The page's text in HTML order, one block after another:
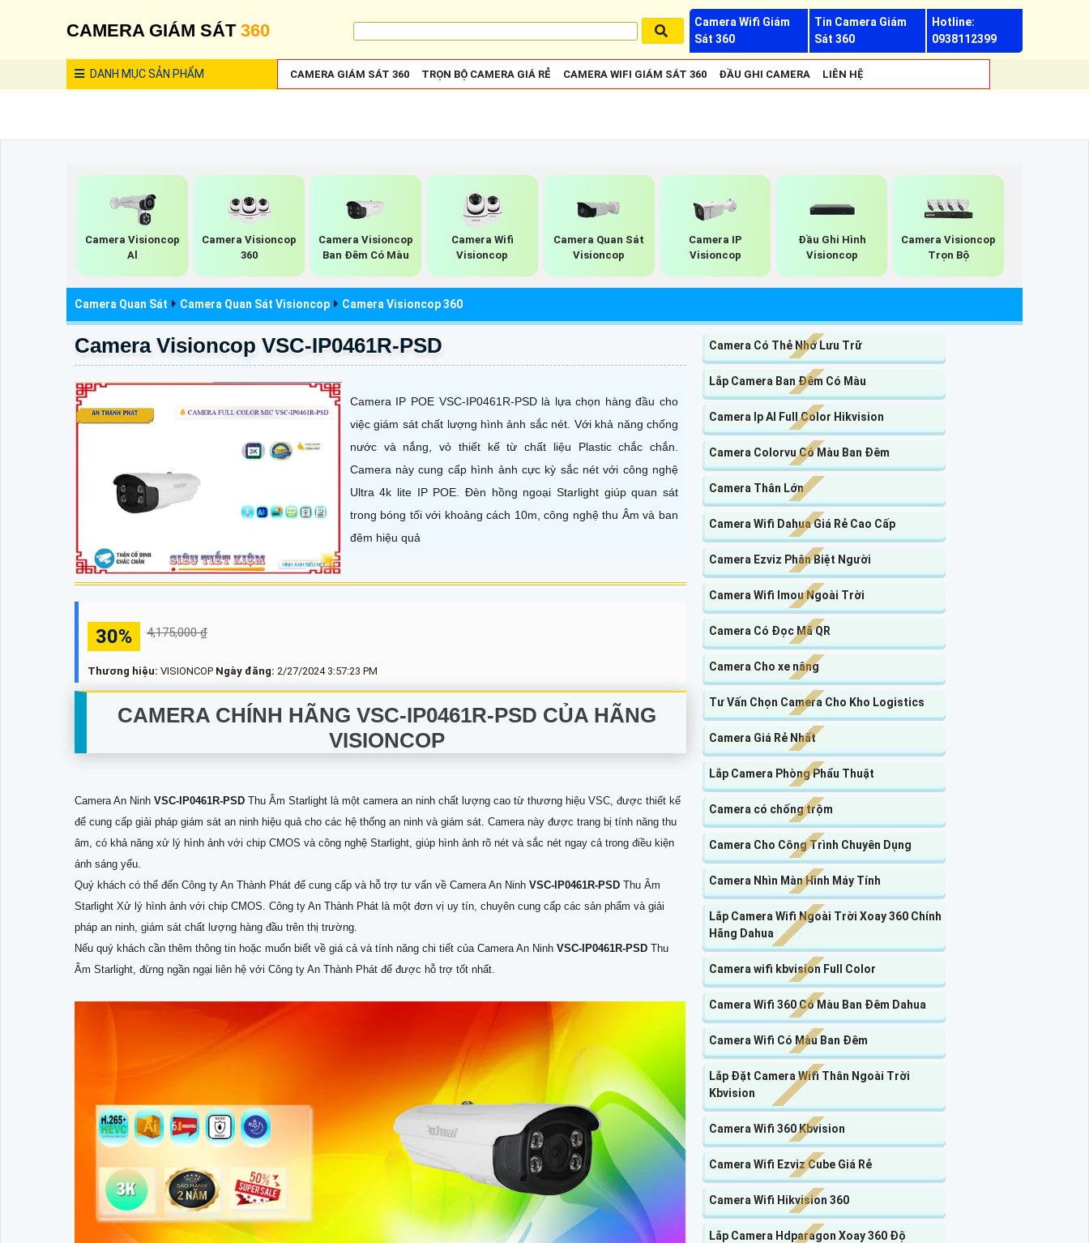
CAMERA GIÁM SÁT 360
Camera Wifi Giám
Sát 360
Tin Camera Giám
Sát 360
Hotline:
0938112399
DANH MỤCSẢN PHẨM CAMERA GIÁM SÁT 360 TRỌN BỘ CAMERA GIÁ RẺ CAMERA WIFI GIÁM SÁT 360 ĐẦU GHI CAMERA LIÊN HỆ
Camera Visioncop
Al
Camera Visioncop
360
Camera Visioncop
Ban Đêm Có Màu
Camera Wifi
Visioncop
Camera Quan Sát
Visioncop
Camera IP
Visioncop
Đầu Ghi Hình
Visioncop
Camera Visioncop
Trọn Bộ
Camera Quan Sát Camera Quan Sát Visioncop Camera Visioncop 360
Camera Visioncop VSC-IP0461R-PSD
Camera IP POE VSC-IP0461R-PSD là lựa chọn hàng đầu cho
việc giám sát chất lượng hình ảnh sắc nét. Với khả năng chống
nước và nắng, vỏ thiết kế từ chất liệu Plastic chắc chắn.
Camera này cung cấp hình ảnh cực kỳ sắc nét với công nghệ
Ultra 4k lite IP POE. Đèn hồng ngoại Starlight giúp quan sát
trong bóng tối với khoảng cách 10m, công nghệ thu Âm và ban
đêm hiệu quả
30% 4,175,000 ₫
Thương hiệu: VISIONCOP Ngày đăng: 2/27/2024 3:57:23 PM
CAMERA CHÍNH HÃNG VSC-IP0461R-PSD CỦA HÃNG
VISIONCOP
Camera An Ninh VSC-IP0461R-PSD Thu Âm Starlight là một camera an ninh chất lượng cao từ thương hiệu VSC, được thiết kế
để cung cấp giải pháp giám sát an ninh hiệu quả cho các hệ thống an ninh và giám sát. Camera này được trang bị tính năng thu
âm, có khả năng xử lý hình ảnh với chip CMOS và công nghệ Starlight, giúp hình ảnh rõ nét và sắc nét ngay cả trong điều kiện
ánh sáng yếu.
Quý khách có thể đến Công ty An Thành Phát để cung cấp và hỗ trợ tư vấn về Camera An Ninh VSC-IP0461R-PSD Thu Âm
Starlight Xử lý hình ảnh với chip CMOS. Công ty An Thành Phát là một đơn vị uy tín, chuyên cung cấp các sản phẩm và giải
pháp an ninh, giám sát chất lượng hàng đầu trên thị trường.
Nếu quý khách cần thêm thông tin hoặc muốn biết về giá cả và tính năng chi tiết của Camera An Ninh VSC-IP0461R-PSD Thu
Âm Starlight, đừng ngần ngại liên hệ với Công ty An Thành Phát để được hỗ trợ tốt nhất.
Camera Có Thẻ Nhớ Lưu Trữ
Lắp Camera Ban Đêm Có Màu
Camera Ip AI Full Color Hikvision
Camera Colorvu Có Màu Ban Đêm
Camera Thân Lớn
Camera Wifi Dahua Giá Rẻ Cao Cấp
Camera Ezviz Phân Biệt Người
Camera Wifi Imou Ngoài Trời
Camera Có Đọc Mã QR
Camera Cho xe nâng
Tư Vấn Chọn Camera Cho Kho Logistics
Camera Giá Rẻ Nhất
Lắp Camera Phòng Phẩu Thuật
Camera có chống trộm
Camera Cho Công Trình Chuyên Dụng
Camera Nhìn Màn Hình Máy Tính
Lắp Camera Wifi Ngoài Trời Xoay 360 Chính
Hãng Dahua
Camera wifi kbvision Full Color
Camera Wifi 360 Có Màu Ban Đêm Dahua
Camera Wifi Có Màu Ban Đêm
Lắp Đặt Camera Wifi Thân Ngoài Trời
Kbvision
Camera Wifi 360 Kbvision
Camera Wifi Ezviz Cube Giá Rẻ
Camera Wifi Hikvision 360
Lắp Camera Hdparagon Xoay 360 Độ